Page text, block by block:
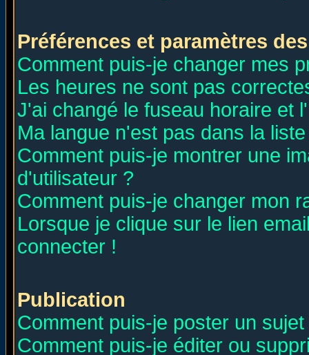
Préférences et paramètres
Comment puis-je changer mes
Les heures ne sont pas
J'ai changé le fuseau horaire et
Ma langue n'est pas dans la
Comment puis-je montrer une
d'utilisateur ?
Comment puis-je changer mon
Lorsque je clique sur le lien
connecter !
Publication
Comment puis-je poster un
Comment puis-je éditer ou